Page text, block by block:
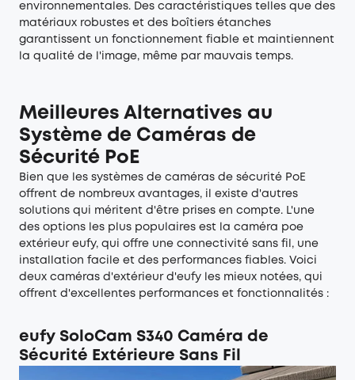
environnementales. Des caractéristiques telles que des
matériaux robustes et des boîtiers étanches
garantissent un fonctionnement fiable et maintiennent
la qualité de l'image, même par mauvais temps.
Meilleures Alternatives au
Système de Caméras de
Sécurité PoE
Bien que les systèmes de caméras de sécurité PoE
offrent de nombreux avantages, il existe d'autres
solutions qui méritent d'être prises en compte. L'une
des options les plus populaires est la caméra poe
extérieur eufy, qui offre une connectivité sans fil, une
installation facile et des performances fiables. Voici
deux caméras d'extérieur d'eufy les mieux notées, qui
offrent d'excellentes performances et fonctionnalités :
eufy SoloCam S340 Caméra de
Sécurité Extérieure Sans Fil